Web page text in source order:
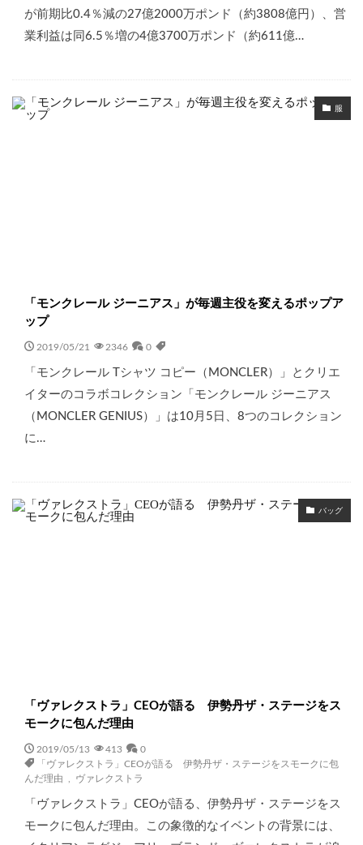
が前期比0.4％減の27億2000万ポンド（約3808億円）、営
業利益は同6.5％増の4億3700万ポンド（約611億…
服
「モンクレール ジーニアス」が毎週主役を変えるポップア
ップ
2019/05/21 2346 0
「モンクレール Tシャツ コピー（MONCLER）」とクリエ
イターのコラボコレクション「モンクレール ジーニアス
（MONCLER GENIUS）」は10月5日、8つのコレクション
に…
バッグ
「ヴァレクストラ」CEOが語る 伊勢丹ザ・ステージをス
モークに包んだ理由
2019/05/13 413
0
「ヴァレクストラ」CEOが語る 伊勢丹ザ・ステージをスモークに包
んだ理由
ヴァレクストラ
「ヴァレクストラ」CEOが語る、伊勢丹ザ・ステージをス
モークに包んだ理由。この象徴的なイベントの背景には、